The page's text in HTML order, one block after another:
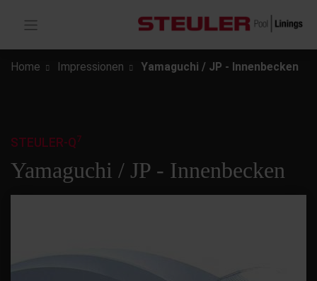
Home Impressionen Yamaguchi / JP - Innenbecken
Yamaguchi / JP - Innenbecken
STEULER-Q7